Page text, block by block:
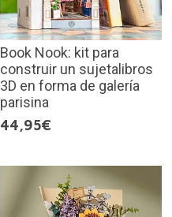
Book Nook: kit para
construir un sujetalibros
3D en forma de galería
parisina
44,95€